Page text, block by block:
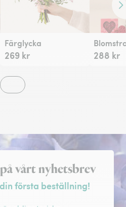
Färglycka
269 kr 288 kr
nyhetsbrev
vårt nyhetsbrev
första beställning!